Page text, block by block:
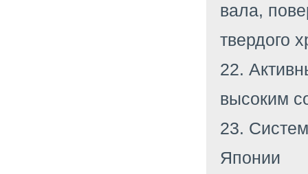
вала,
твердого
22.
высоким
23.
Японии